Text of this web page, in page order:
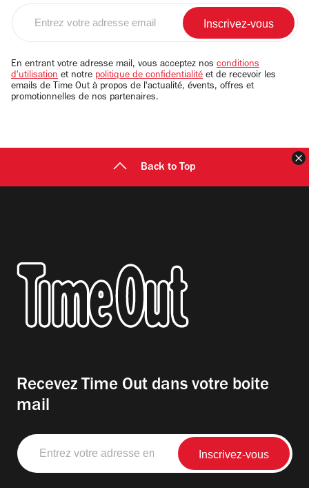
email
En entrant votre adresse mail, vous acceptez nos conditions
d'utilisation et notre politique de confidentialité et de recevoir les
emails de Time Out à propos de l'actualité, évents, offres et
promotionnelles de nos partenaires.
Back to Top
Recevez Time Out dans votre boite
mail
Entrez
votre
adresse